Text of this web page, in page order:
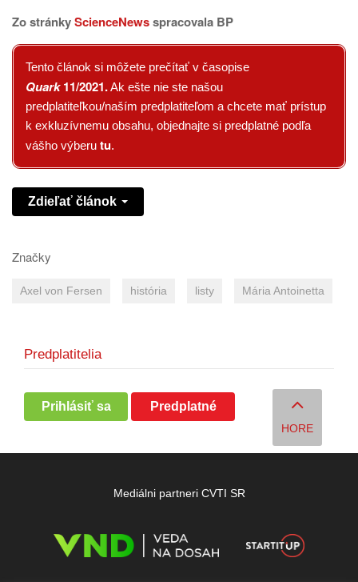
Zo stránkyScienceNewsspracovala BP
Tento článok si môžete prečítať v časopise
Quark11/2021.Ak ešte nie ste našou
predplatiteľkou/naším predplatiteľom a chcete mať prístup
k exkluzívnemu obsahu, objednajte si predplatné podľa
vášho výberu tu.
Zdieľať článok
Značky
Axel von Fersen história listy Mária Antoinetta
Predplatitelia
Prihlásiť sa Predplatné
HORE
Mediálni partneri CVTI SR